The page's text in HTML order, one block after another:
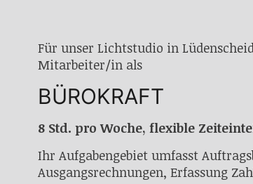
Für unser Lichtstudio in
Mitarbeiter/in als
BÜROKRAFT
8 Std. pro Woche, flexible
Ihr Aufgabengebiet umfasst
Ausgangsrechnungen, Erfassung